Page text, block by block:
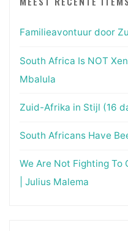
Familieavontuur door
South Africa Is NOT
Mbalula
Zuid-Afrika in Stijl (16
South Africans Have
We Are Not Fighting To
| Julius Malema